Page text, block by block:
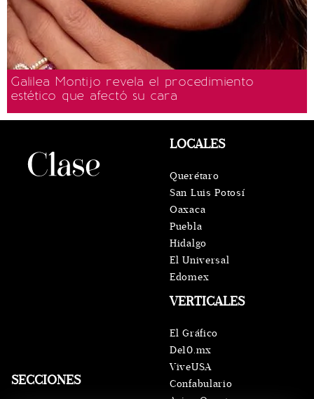
Galilea Montijo revela el procedimiento
estético que afectó su cara
SECCIONES
VERTICALES
El Gráfico
De10.mx
ViveUSA
Confabulario
LOCALES
Querétaro
San Luis Potosí
Oaxaca
Puebla
Hidalgo
El Universal
Edomex